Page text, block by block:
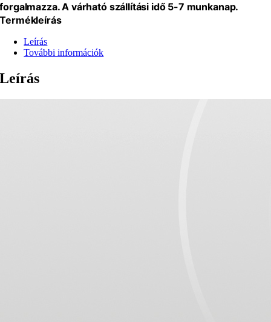
forgalmazza. A várható szállítási idő 5-7 munkanap.
Termékleírás
Leírás
További információk
Leírás